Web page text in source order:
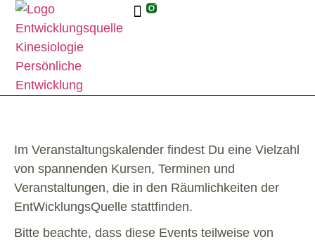
Im Veranstaltungskalender findest Du eine Vielzahl
von spannenden Kursen, Terminen und
Veranstaltungen, die in den Räumlichkeiten der
EntWicklungsQuelle stattfinden.
Bitte beachte, dass diese Events teilweise von